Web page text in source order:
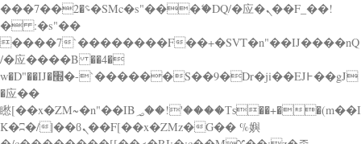
���؝�2��7�SMc�s"���ޭ�DQ/�应�ܢ��F_��!
� :�s"��
����7`��������F��+�SVT�n"��IJ����nQ
/�应����B ��4�
w�D"��IJ�׭�-`������S��9�Dr�ji��EJ߅��gJ
�应��
矁[��x�ZM~�n"��IB؃��!'����Тѕ��+��(m��I
K�ʭ�/|��ϐܢ��F[��x�ZMz�G�� %嬩